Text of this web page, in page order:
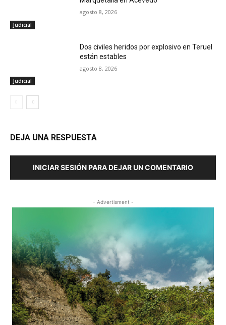
Judicial
agosto 8, 2026
Judicial
Dos civiles heridos por explosivo en Teruel
están estables
agosto 8, 2026
DEJA UNA RESPUESTA
INICIAR SESIÓN PARA DEJAR UN COMENTARIO
- Advertisment -